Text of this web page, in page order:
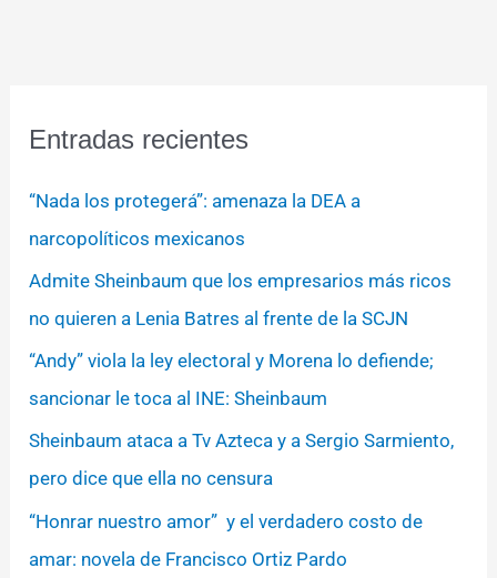
Entradas recientes
“Nada los protegerá”: amenaza la DEA a
narcopolíticos mexicanos
Admite Sheinbaum que los empresarios más ricos
no quieren a Lenia Batres al frente de la SCJN
“Andy” viola la ley electoral y Morena lo defiende;
sancionar le toca al INE: Sheinbaum
Sheinbaum ataca a Tv Azteca y a Sergio Sarmiento,
pero dice que ella no censura
“Honrar nuestro amor” y el verdadero costo de
amar: novela de Francisco Ortiz Pardo